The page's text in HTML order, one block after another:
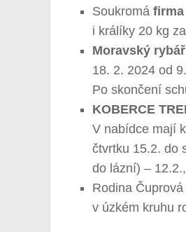
Soukromá firma
i králíky 20 kg
Moravský
18. 2. 2024 od
Po skončení
KOBERCE
V nabídce mají
čtvrtku 15.2. do
do lázní) –
Rodina
v úzkém kruhu